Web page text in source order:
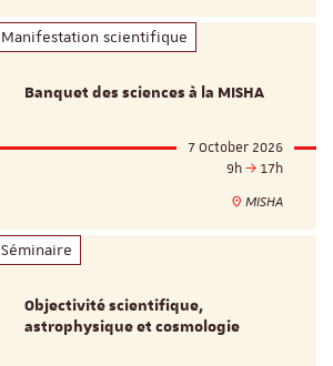
Manifestation scientifique
Banquet des sciences à la MISHA
7 October 2026
9h
17h
MISHA
Séminaire
Objectivité scientifique,
astrophysique et cosmologie